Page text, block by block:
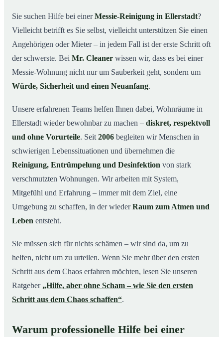
04Ablauf einer Messie-Reinigung
05Ihre Vorteile mit Mr. Cleaner in Ellerstadt
06Messie-Hilfe in Ellerstadt & Umgebung
Jetzt kostenlose Beratung zur Messie-Reinigung in
Ellerstadt
Sie suchen Hilfe bei einerMessie-Reinigung in Ellerstadt?
Vielleicht betrifft es Sie selbst, vielleicht unterstützen Sie einen
Angehörigen oder Mieter – in jedem Fall ist der erste Schritt oft
der schwerste. Bei Mr. Cleaner wissen wir, dass es bei einer
Messie-Wohnung nicht nur um Sauberkeit geht, sondern um
Würde, Sicherheit und einen Neuanfang.
Unsere erfahrenen Teams helfen Ihnen dabei, Wohnräume in
Ellerstadt wieder bewohnbar zu machen – diskret, respektvoll
und ohne Vorurteile. Seit 2006 begleiten wir Menschen in
schwierigen Lebenssituationen und übernehmen die
Reinigung, Entrümpelung und Desinfektion von stark
verschmutzten Wohnungen. Wir arbeiten mit System,
Mitgefühl und Erfahrung – immer mit dem Ziel, eine
Umgebung zu schaffen, in der wiederRaum zum Atmen und
Leben entsteht.
Sie müssen sich für nichts schämen – wir sind da, um zu
helfen, nicht um zu urteilen. Wenn Sie mehr über den ersten
Schritt aus dem Chaos erfahren möchten, lesen Sie unseren
Ratgeber „Hilfe, aber ohne Scham – wie Sie den ersten
Schritt aus dem Chaos schaffen“.
Warum professionelle Hilfe bei einer